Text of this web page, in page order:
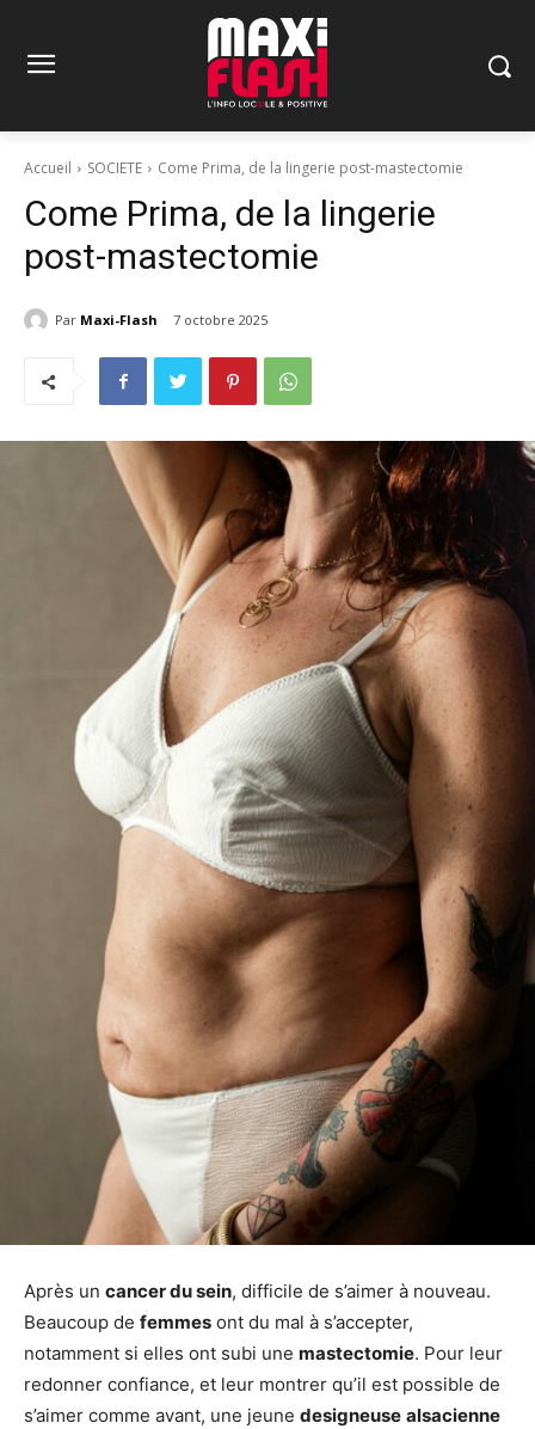
Accueil SOCIETE Come Prima, de la lingerie post-mastectomie
Come Prima, de la lingerie
post-mastectomie
Par Maxi-Flash 7 octobre 2025
Après un cancer du sein, difficile de s’aimer à nouveau.
Beaucoup de femmes ont du mal à s’accepter,
notamment si elles ont subi une mastectomie. Pour leur
redonner confiance, et leur montrer qu’il est possible de
s’aimer comme avant, une jeune designeuse alsacienne